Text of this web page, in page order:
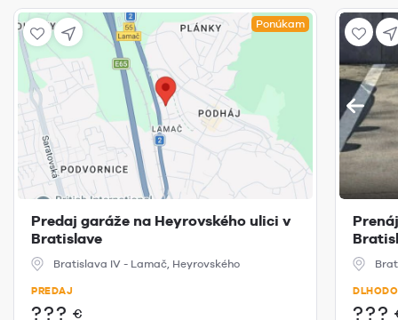
Ponúkam
Predaj garáže na Heyrovského ulici v
Bratislave
Bratislava IV - Lamač, Heyrovského
PREDAJ
??? € ???